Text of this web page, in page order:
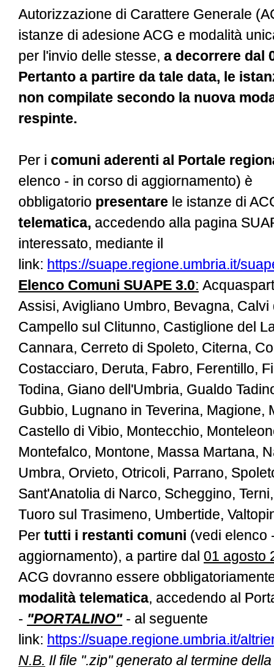
Autorizzazione di Carattere Generale
istanze di adesione ACG e modalità
per l'invio delle stesse, a decorrere dal
Pertanto a partire da tale data, le
non compilate secondo la nuova
respinte.
Per i comuni aderenti al Portale
elenco - in corso di aggiornamento) è
obbligatorio presentare le istanze di
telematica, accedendo alla pagina
interessato, mediante il
link: https://suape.regione.umbria.it/
Elenco Comuni SUAPE 3.0:
Assisi, Avigliano Umbro, Bevagna, Calvi
Campello sul Clitunno, Castiglione del
Cannara, Cerreto di Spoleto, Citerna,
Costacciaro, Deruta, Fabro, Ferentillo,
Todina, Giano dell'Umbria, Gualdo
Gubbio, Lugnano in Teverina, Magione,
Castello di Vibio, Montecchio,
Montefalco, Montone, Massa Martana,
Umbra, Orvieto, Otricoli, Parrano,
Sant'Anatolia di Narco, Scheggino,
Tuoro sul Trasimeno, Umbertide,
Per tutti i restanti comuni (vedi elenco
aggiornamento), a partire dal 01 agosto
ACG dovranno essere
modalità telematica, accedendo al
- "PORTALINO"- al seguente
link: https://suape.regione.umbria.it/
N.B. Il file ".zip" generato al termine